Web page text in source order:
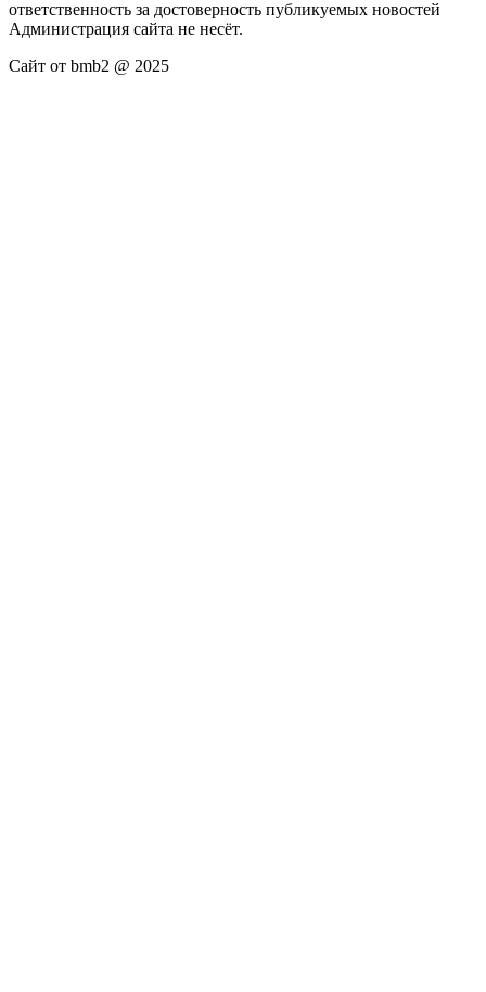
ответственность за достоверность публикуемых новостей
Администрация сайта не несёт.
Сайт от bmb2 @ 2025